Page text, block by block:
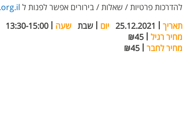
להדרכות פרטיות / שאלות / בירורים אפשר לפנות ל
תאריך
25.12.2021 יום שבת שעה 13:30-15:00
מחיר רגיל
₪45
מחיר לחבר
₪45